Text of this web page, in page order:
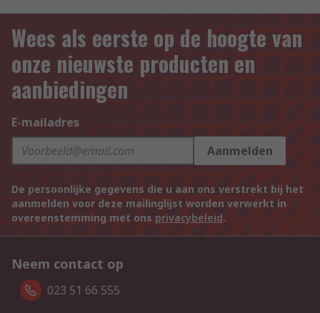
Wees als eerste op de hoogte van
onze nieuwste producten en
aanbiedingen
E-mailadres
Aanmelden
De persoonlijke gegevens die u aan ons verstrekt bij het
aanmelden voor deze mailinglijst worden verwerkt in
overeenstemming met ons privacybeleid.
Neem contact op
023 51 66 555